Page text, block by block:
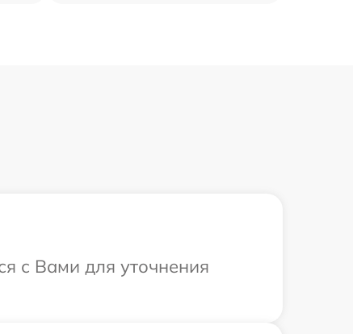
с Вами для уточнения